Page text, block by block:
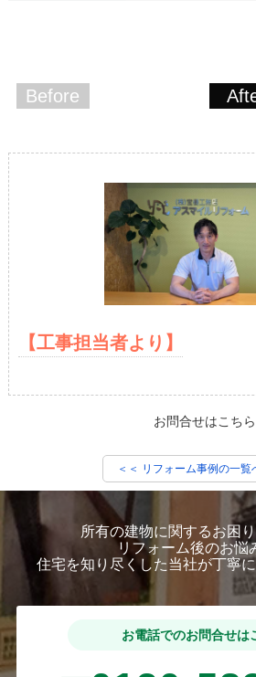
Before
【工事担当者より】
お問合せはこちら
＜＜ リフォーム事例の一覧
所有の建物に関するお困
リフォーム後のお悩
住宅を知り尽くした当社が丁寧
お電話でのお問合せは